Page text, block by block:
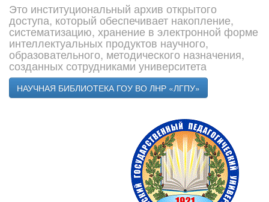
Это институциональный архив открытого
доступа, который обеспечивает накопление,
систематизацию, хранение в электронной форме
интеллектуальных продуктов научного,
образовательного, методического назначения,
созданных сотрудниками университета
НАУЧНАЯ БИБЛИОТЕКА ГОУ ВО ЛНР «ЛГПУ»